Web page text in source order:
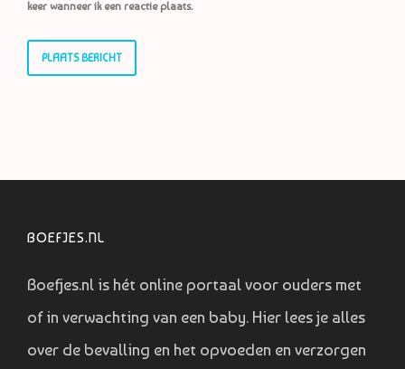
keer wanneer ik een reactie plaats.
BOEFJES.NL
Boefjes.nl is hét online portaal voor ouders met
of in verwachting van een baby. Hier lees je alles
over de bevalling en het opvoeden en verzorgen